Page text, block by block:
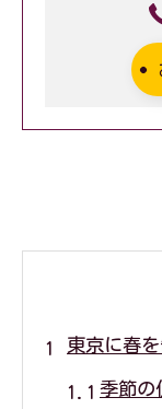
東京に春
季節の